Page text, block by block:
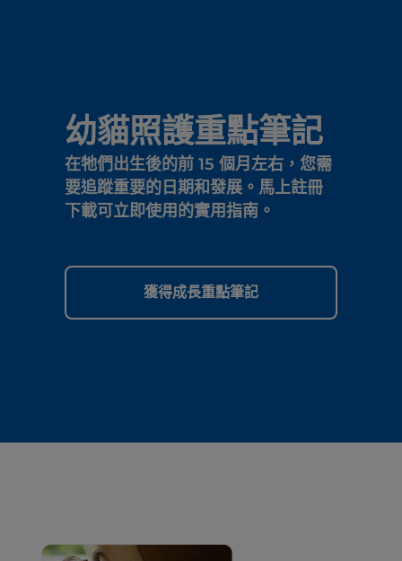
幼貓照護重點筆記
在牠們出生後的前 15 個月左右，您需
要追蹤重要的日期和發展。馬上註冊
下載可立即使用的實用指南。
獲得成長重點筆記